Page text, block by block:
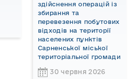
здійснення операцій із
збирання та
перевезення побутових
відходів на території
населених пунктів
Сарненської міської
територіальної громади
30 червня 2026